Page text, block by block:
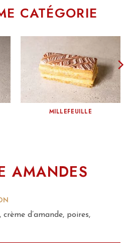
CATÉGORIE
MILLEFEUILLE
AMANDES
crème d’amande, poires,